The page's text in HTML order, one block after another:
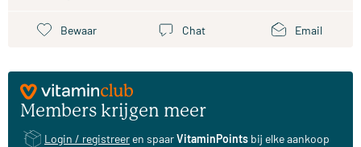
Bewaar Chat Email
Members krijgen meer
Login / registreer en spaarVitaminPoints bij elke aankoop